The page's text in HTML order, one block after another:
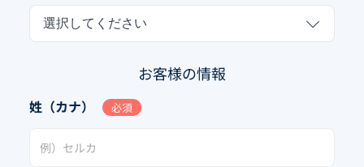
選択してください
お客様の情報
姓（カナ） 必須